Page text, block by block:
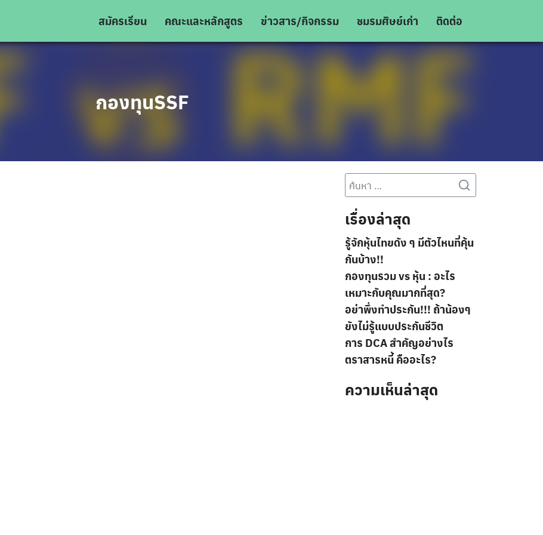
สมัครเรียน คณะและหลักสูตร ข่าวสาร/กิจกรรม ชมรมศิษย์เก่า ติดต่อ
กองทุนSSF
Search
for:
เรื่องล่าสุด
รู้จักหุ้นไทยดัง ๆ มีตัวไหนที่คุ้น
กันบ้าง!!
กองทุนรวม vs หุ้น : อะไร
เหมาะกับคุณมากที่สุด?
อย่าพึ่งทำประกัน!!! ถ้าน้องๆ
ยังไม่รู้แบบประกันชีวิต
การ DCA สำคัญอย่างไร
ตราสารหนี้ คืออะไร?
ความเห็นล่าสุด